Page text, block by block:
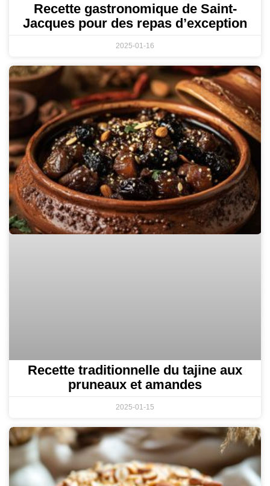
Recette gastronomique de Saint-
Jacques pour des repas d’exception
2025-01-16
Recette traditionnelle du tajine aux
pruneaux et amandes
2025-01-15